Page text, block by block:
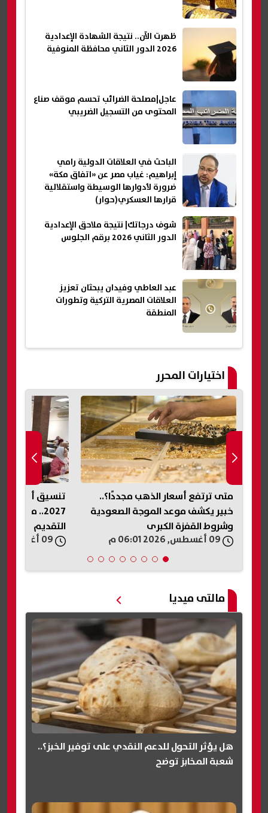
ظهرت الآن.. نتيجة الشهادة الإعدادية
2026 الدور الثاني محافظة المنوفية
عاجل|مصلحة الضرائب تحسم موقف صناع
المحتوى من التسجيل الضريبي
الباحث في العلاقات الدولية رامي
إبراهيم: غياب مصر عن «اتفاق مكة»
ضرورة لأدوارها الوسيطة واستقلالية
قرارها العسكري(حوار)
شوف درجاتك| نتيجة ملاحق الإعدادية
الدور الثاني 2026 برقم الجلوس
عبد العاطي وفيدان يبحثان تعزيز
العلاقات المصرية التركية وتطورات
المنطقة
اختيارات المحرر
متى ترتفع أسعار الذهب مجددًا؟..
خبير يكشف موعد الموجة الصعودية
وشروط القفزة الكبرى
2027..
التقديم
مالتى ميديا
هل يؤثر التحول للدعم النقدي على توفير الخبز؟..
شعبة المخابز توضح